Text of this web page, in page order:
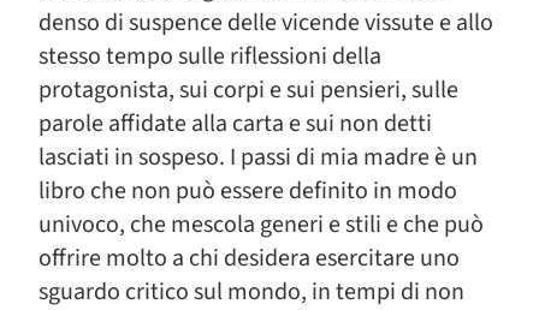
denso di suspence delle vicende vissute e allo
stesso tempo sulle riflessioni della
protagonista, sui corpi e sui pensieri, sulle
parole affidate alla carta e sui non detti
lasciati in sospeso. I passi di mia madre è un
libro che non può essere definito in modo
univoco, che mescola generi e stili e che può
offrire molto a chi desidera esercitare uno
sguardo critico sul mondo, in tempi di non